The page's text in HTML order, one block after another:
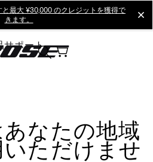
と最大 ¥30,000 のクレジットを獲得で
きます。
サポート
なたの地域
ただけませ